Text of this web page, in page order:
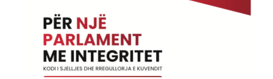
Ky infografik është realizuar në kuadër të projektit “Një
parlament me integritet: Kodi i Sjelljes, Transparenca
dhe Llogaridhënia”, i cili po zbatohet nga ISP me
mbështetjen financiare të Programit të Granteve të
Vogla të Komisionit për Demokraci të Ambasadës së